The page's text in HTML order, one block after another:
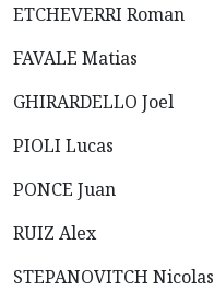
ETCHEVERRI Roman
FAVALE Matias
GHIRARDELLO Joel
PIOLI Lucas
PONCE Juan
RUIZ Alex
STEPANOVITCH Nicolas